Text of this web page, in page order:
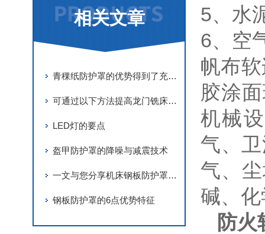
相关文章
青稞纸防护罩的优势得到了充分的发挥
可通过以下方法提高龙门铣床钢板防护罩的产品质量
LED灯的要点
盔甲防护罩的降噪与减震技术
一文与您分享机床钢板防护罩的正确安装步骤
钢板防护罩的6点优势特征
5、水
6、空
帆布
胶涂
机械
气、
气、
碱、
防火